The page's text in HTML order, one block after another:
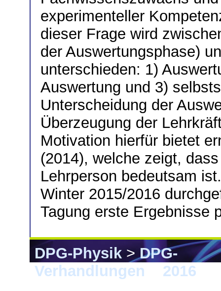
experimenteller
dieser Frage wird
der Auswertungsphase)
unterschieden: 1)
Auswertung und 3)
Unterscheidung der
Überzeugung der
Motivation hierfür bietet
(2014), welche zeigt,
Lehrperson bedeutsam
Winter 2015/2016
Tagung erste Ergebnisse
DPG-Physik>DPG-
Verhandlungen
2016